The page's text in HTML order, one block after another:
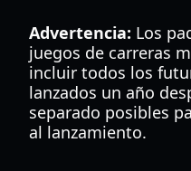
Advertencia: Los
juegos de carreras
incluir todos los
lanzados un año
separado posibles
al lanzamiento.